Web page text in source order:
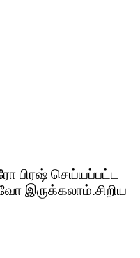
பிரஷ் செய்யப்பட்ட
இருக்கலாம்.சிறிய